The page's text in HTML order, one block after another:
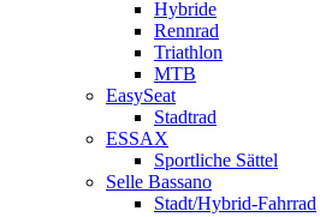
Hybride
Rennrad
Triathlon
MTB
EasySeat
Stadtrad
ESSAX
Sportliche Sättel
Selle Bassano
Stadt/Hybrid-Fahrrad